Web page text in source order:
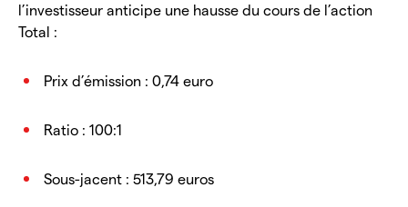
l’investisseur anticipe une hausse du cours de l’action
Total :
Prix d’émission : 0,74 euro
Ratio : 100:1
Sous-jacent : 513,79 euros